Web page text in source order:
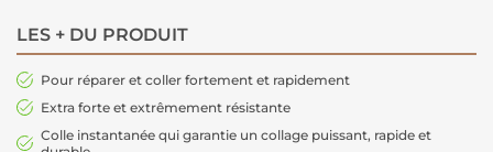
LES + DU PRODUIT
Pour réparer et coller fortement et rapidement
Extra forte et extrêmement résistante
Colle instantanée qui garantie un collage puissant, rapide et